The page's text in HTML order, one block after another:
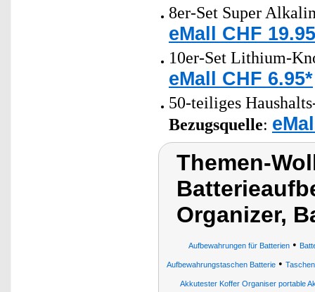
8er-Set Super
eMall CHF
10er-Set Lithium-
eMall CHF 6.95*
50-teiliges
Bezugsquelle:
Themen-
Organizer,
Aufbewahrungen für Batterien •
Aufbewahrungstaschen Batterie • Taschen
Akkutester Koffer Organiser portable